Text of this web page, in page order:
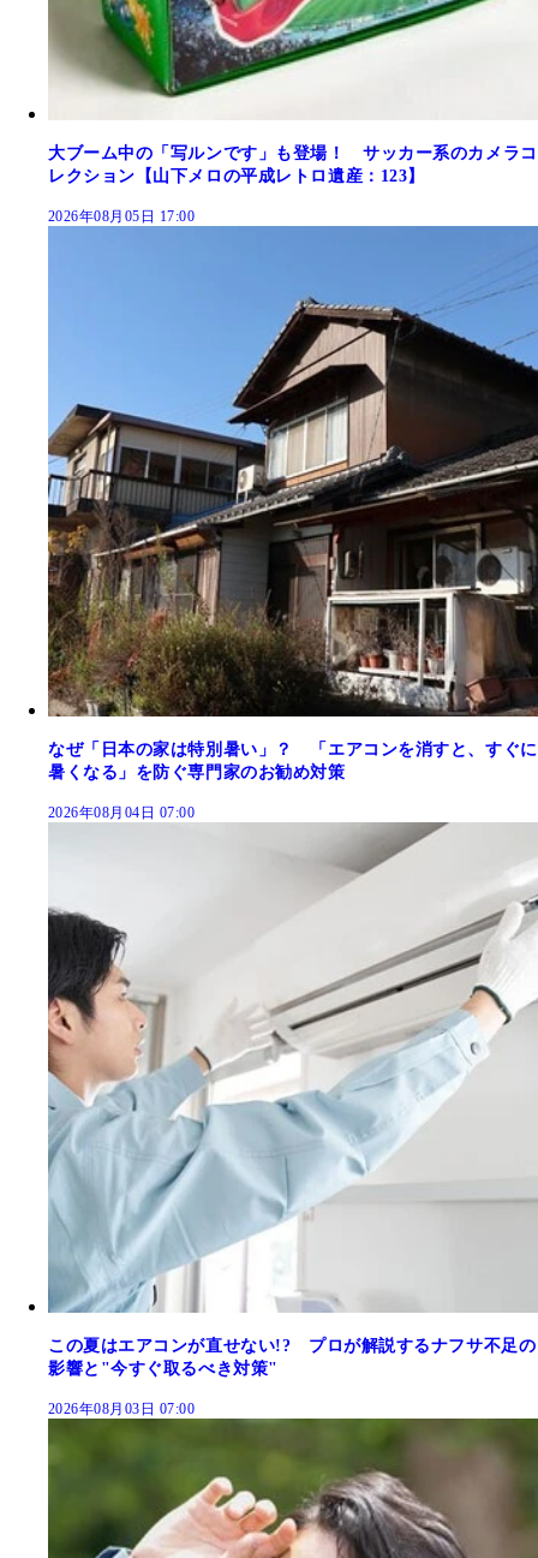
大ブーム中の「写ルンです」も登場！ サッカー系のカメラコ
レクション【山下メロの平成レトロ遺産：123】
2026年08月05日 17:00
なぜ「日本の家は特別暑い」？ 「エアコンを消すと、すぐに
暑くなる」を防ぐ専門家のお勧め対策
2026年08月04日 07:00
この夏はエアコンが直せない!? プロが解説するナフサ不足の
影響と"今すぐ取るべき対策"
2026年08月03日 07:00